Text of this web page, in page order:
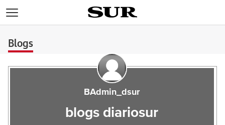
Blogs
BAdmin_dsur
blogs diariosur